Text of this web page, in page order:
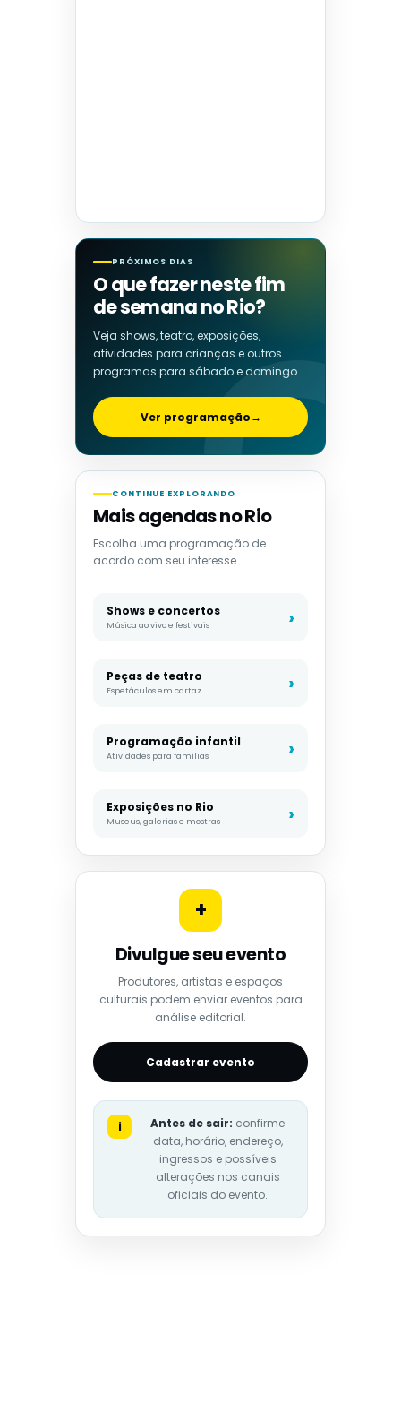
PRÓXIMOS DIAS
O que fazer neste fim
de semana no Rio?
Veja shows, teatro, exposições,
atividades para crianças e outros
programas para sábado e domingo.
Ver programação→
CONTINUE EXPLORANDO
Mais agendas no Rio
Escolha uma programação de
acordo com seu interesse.
Shows e concertos
Música ao vivo e festivais
Peças de teatro
Espetáculos em cartaz
Programação infantil
Atividades para famílias
Exposições no Rio
Museus, galerias e mostras
+
Divulgue seu evento
Produtores, artistas e espaços
culturais podem enviar eventos para
análise editorial.
Cadastrar evento
i Antes de sair: confirme
data, horário, endereço,
ingressos e possíveis
alterações nos canais
oficiais do evento.